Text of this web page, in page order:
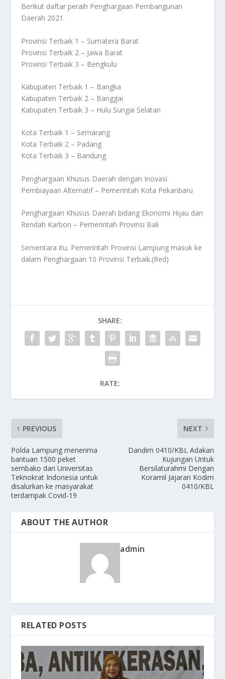
Berikut daftar peraih Penghargaan Pembangunan
Daerah 2021.
Provinsi Terbaik 1 – Sumatera Barat
Provinsi Terbaik 2 – Jawa Barat
Provinsi Terbaik 3 – Bengkulu
Kabupaten Terbaik 1 – Bangka
Kabupaten Terbaik 2 – Banggai
Kabupaten Terbaik 3 – Hulu Sungai Selatan
Kota Terbaik 1 – Semarang
Kota Terbaik 2 – Padang
Kota Terbaik 3 – Bandung
Penghargaan Khusus Daerah dengan Inovasi
Pembiayaan Alternatif – Pemerintah Kota Pekanbaru
Penghargaan Khusus Daerah bidang Ekonomi Hijau dan
Rendah Karbon – Pemerintah Provinsi Bali
Sementara itu, Pemerintah Provinsi Lampung masuk ke
dalam Penghargaan 10 Provinsi Terbaik.(Red)
SHARE:
RATE:
PREVIOUS
Polda Lampung menerima
bantuan 1500 peket
sembako dari Universitas
Teknokrat Indonesia untuk
disalurkan ke masyarakat
terdampak Covid-19
NEXT
Dandim 0410/KBL Adakan
Kujungan Untuk
Bersilaturahmi Dengan
Koramil Jajaran Kodim
0410/KBL
ABOUT THE AUTHOR
admin
RELATED POSTS